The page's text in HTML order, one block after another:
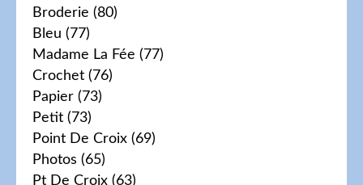
Broderie (80)
Bleu (77)
Madame La Fée (77)
Crochet (76)
Papier (73)
Petit (73)
Point De Croix (69)
Photos (65)
Pt De Croix (63)